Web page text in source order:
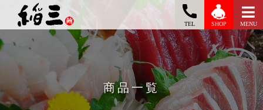
MENU
TEL SHOP
商品一覧